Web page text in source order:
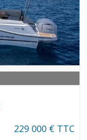
229 000 € TTC